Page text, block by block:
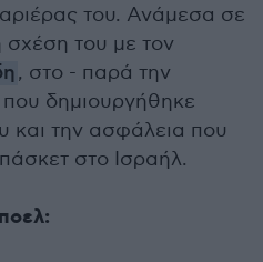
του. Ανάμεσα σε
του με τον
, στο - παρά την
δημιουργήθηκε
και την ασφάλεια που
στο Ισραήλ.